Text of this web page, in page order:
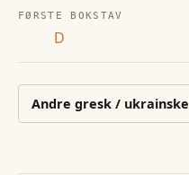
FØRSTE BOKSTAV
D
Andre gresk / ukrainske